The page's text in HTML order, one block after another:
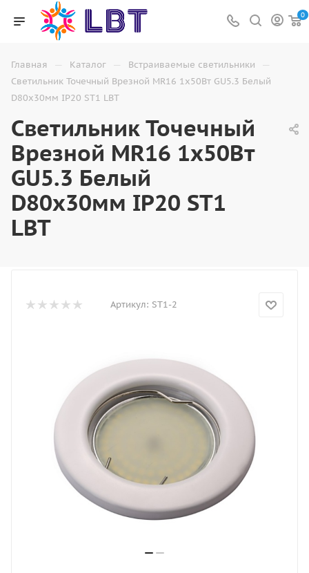
0
Главная — Каталог — Встраиваемые светильники —
Светильник Точечный Врезной MR16 1х50Вт GU5.3 Белый
D80х30мм IP20 ST1 LBT
Светильник Точечный
Врезной MR16 1х50Вт
GU5.3 Белый
D80х30мм IP20 ST1
LBT
Артикул: ST1-2